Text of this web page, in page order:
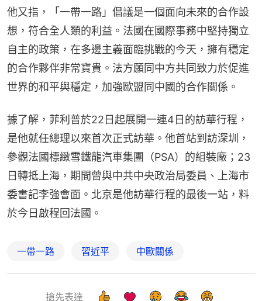
他又指，「一帶一路」倡議是一個面向未來的合作設
想，符合全人類的利益。法國在國際事務中堅持獨立
自主的政策，在多邊主義面臨挑戰的今天，擁有穩定
的合作夥伴非常寶貴。法方願同中方共同致力於促進
世界的和平與穩定，加強歐盟同中國的合作關係。
據了解，菲利普於22日起展開一連4日的訪華行程，
是他就任總理以來首次正式訪華。他首站到訪深圳，
參觀法國標緻雪鐵龍汽車集團（PSA）的組裝廠；23
日轉抵上海，期間曾與中共中央政治局委員、上海市
委書記李強會面。北京是他訪華行程的最後一站，料
於今日啟程回法國。
一帶一路 習近平 中歐關係
搶先表達